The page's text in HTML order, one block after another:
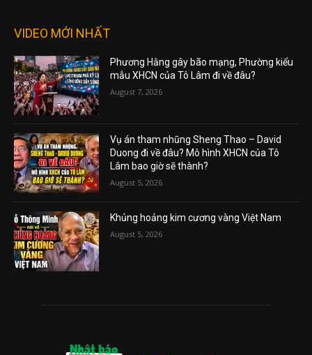
VIDEO MỚI NHẤT
Phương Hằng gây bão mạng, Phường kiểu
mẫu XHCN của Tô Lâm đi về đâu?
August 7, 2026
Vụ án tham nhũng Sheng Thao – David
Duong đi về đâu? Mô hình XHCN của Tô
Lâm bao giờ sẽ thành?
August 5, 2026
Khủng hoảng kim cương vàng Việt Nam
August 5, 2026